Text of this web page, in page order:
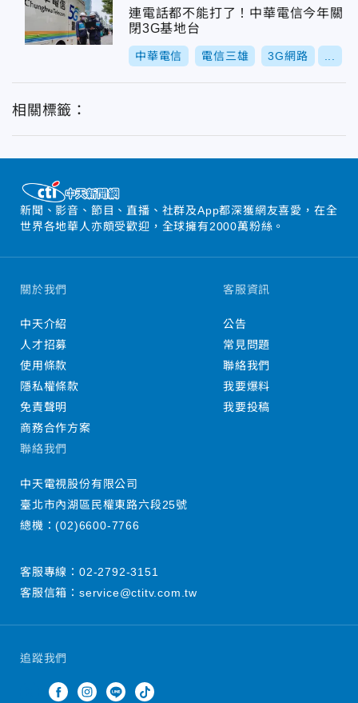
連電話都不能打了！中華電信今年關
閉3G基地台
中華電信 電信三雄 3G網路
相關標籤：
新聞、影音、節目、直播、社群及App都深獲網友喜愛，在全
世界各地華人亦頗受歡迎，全球擁有2000萬粉絲。
追蹤我們
關於我們
中天介紹
人才招募
使用條款
隱私權條款
免責聲明
商務合作方案
客服資訊
公告
常見問題
聯絡我們
我要爆料
我要投稿
聯絡我們
中天電視股份有限公司
臺北市內湖區民權東路六段25號
總機：(02)6600-7766
客服專線： 02-2792-3151
客服信箱： service@ctitv.com.tw